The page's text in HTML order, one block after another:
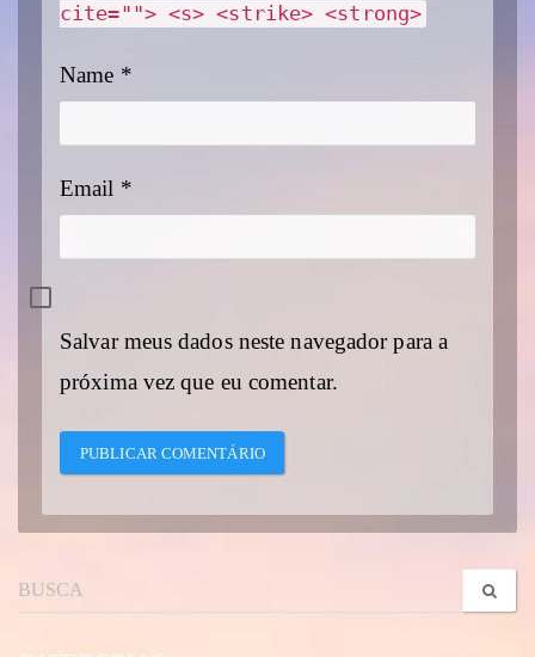
cite=""> <s> <strike> <strong>
Name *
Email *
Salvar meus dados neste navegador para a
próxima vez que eu comentar.